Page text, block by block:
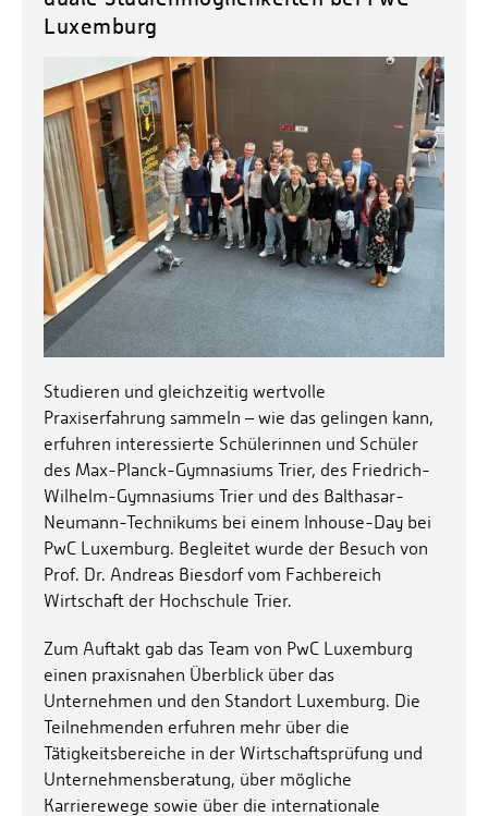
Luxemburg
Studieren und gleichzeitig wertvolle
Praxiserfahrung sammeln – wie das gelingen kann,
erfuhren interessierte Schülerinnen und Schüler
des Max-Planck-Gymnasiums Trier, des Friedrich-
Wilhelm-Gymnasiums Trier und des Balthasar-
Neumann-Technikums bei einem Inhouse-Day bei
PwC Luxemburg. Begleitet wurde der Besuch von
Prof. Dr. Andreas Biesdorf vom Fachbereich
Wirtschaft der Hochschule Trier.
Zum Auftakt gab das Team von PwC Luxemburg
einen praxisnahen Überblick über das
Unternehmen und den Standort Luxemburg. Die
Teilnehmenden erfuhren mehr über die
Tätigkeitsbereiche in der Wirtschaftsprüfung und
Unternehmensberatung, über mögliche
Karrierewege sowie über die internationale